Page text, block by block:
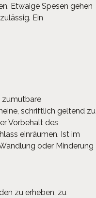
Etwaige Spesen gehen
Ein
zumutbare
schriftlich geltend zu
Vorbehalt des
einräumen. Ist im
oder Minderung
zu erheben, zu